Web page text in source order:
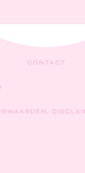
CONTACT